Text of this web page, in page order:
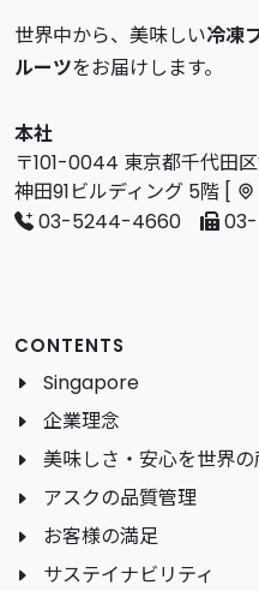
世界中から、美味しい冷凍
ルーツをお届けします。
本社
〒101-0044 東京都千代田
神田91ビルディング 5階 [
03-5244-4660
CONTENTS
Singapore
企業理念
美味しさ・安心を世界の
アスクの品質管理
お客様の満足
サステイナビリティ